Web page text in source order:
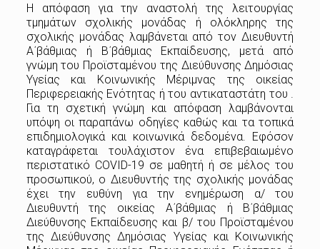
Η απόφαση για την αναστολή της λειτουργίας
τμημάτων σχολικής μονάδας ή ολόκληρης της
σχολικής μονάδας λαμβάνεται από τον Διευθυντή
Α΄βάθμιας ή Β΄βάθμιας Εκπαίδευσης, μετά από
γνώμη του Προϊσταμένου της Διεύθυνσης Δημόσιας
Υγείας και Κοινωνικής Μέριμνας της οικείας
Περιφερειακής Ενότητας ή του αντικαταστάτη του .
Για τη σχετική γνώμη και απόφαση λαμβάνονται
υπόψη οι παραπάνω οδηγίες καθώς και τα τοπικά
επιδημιολογικά και κοινωνικά δεδομένα. Εφόσον
καταγράφεται τουλάχιστον ένα επιβεβαιωμένο
περιστατικό COVID-19 σε μαθητή ή σε μέλος του
προσωπικού, ο Διευθυντής της σχολικής μονάδας
έχει την ευθύνη για την ενημέρωση α/ του
Διευθυντή της οικείας Α΄βάθμιας ή Β΄βάθμιας
Διεύθυνσης Εκπαίδευσης και β/ του Προϊσταμένου
της Διεύθυνσης Δημόσιας Υγείας και Κοινωνικής